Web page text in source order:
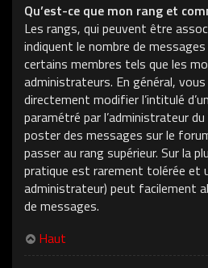
Qu’est-ce que mon rang et
Les rangs, qui peuvent être
indiquent le nombre de
certains membres tels que les
administrateurs. En général,
directement modifier l’intitulé
paramétré par l’administrateur
poster des messages sur le
passer au rang supérieur. Sur la
pratique est rarement tolérée et
administrateur) peut facilement
de messages.
Haut